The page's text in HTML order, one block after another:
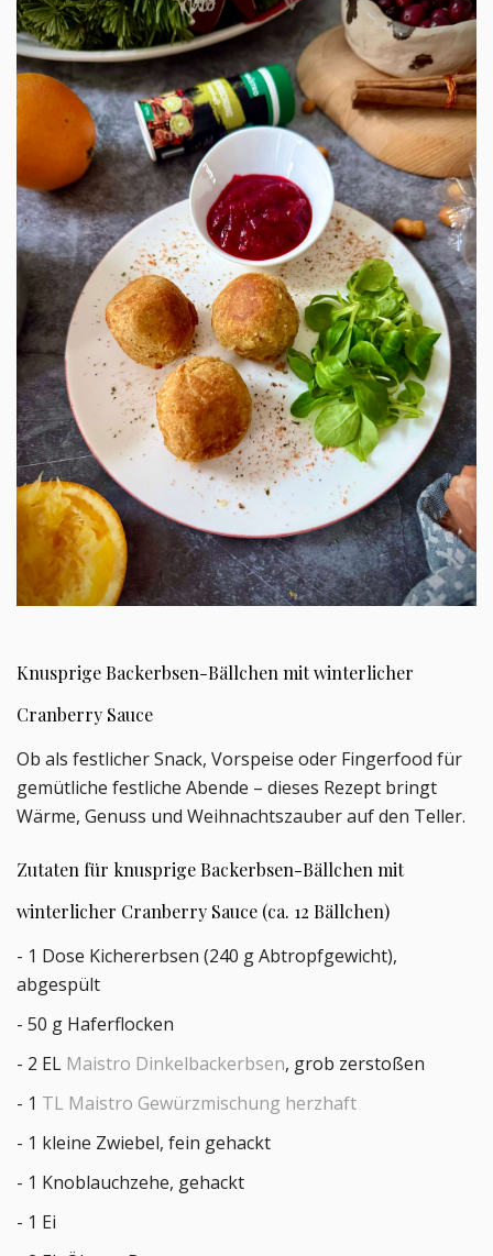
Knusprige Backerbsen-Bällchen mit winterlicher
Cranberry Sauce
Ob als festlicher Snack, Vorspeise oder Fingerfood für
gemütliche festliche Abende – dieses Rezept bringt
Wärme, Genuss und Weihnachtszauber auf den Teller.
Zutaten für knusprige Backerbsen-Bällchen mit
winterlicher Cranberry Sauce (ca. 12 Bällchen)
- 1 Dose Kichererbsen (240 g Abtropfgewicht),
abgespült
- 50 g Haferflocken
- 2 EL Maistro Dinkelbackerbsen, grob zerstoßen
- 1 TL Maistro Gewürzmischung herzhaft
- 1 kleine Zwiebel, fein gehackt
- 1 Knoblauchzehe, gehackt
- 1 Ei